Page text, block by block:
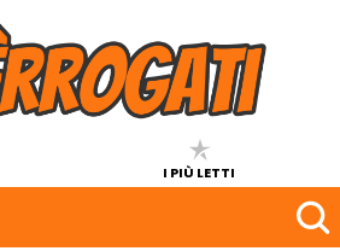
I PIÙ LETTI